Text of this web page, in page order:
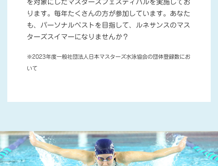
を対象にしたマスターズフェスティバルを実施してお
ります。毎年たくさんの方が参加しています。あなた
も、パーソナルベストを目指して、ルネサンスのマス
ターズスイマーになりませんか？
※2023年度一般社団法人日本マスターズ水泳協会の団体登録数にお
いて